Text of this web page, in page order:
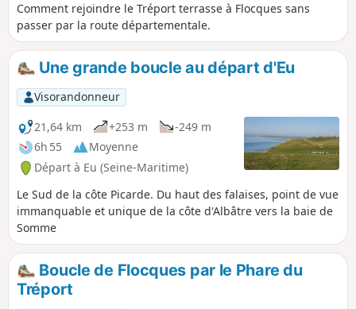
Comment rejoindre le Tréport terrasse à Flocques sans
passer par la route départementale.
Une grande boucle au départ d'Eu
Visorandonneur
21,64 km
+253 m
-249 m
6h 55
Moyenne
Départ à Eu (Seine-Maritime)
Le Sud de la côte Picarde. Du haut des falaises, point de vue
immanquable et unique de la côte d'Albâtre vers la baie de
Somme
Boucle de Flocques par le Phare du
Tréport